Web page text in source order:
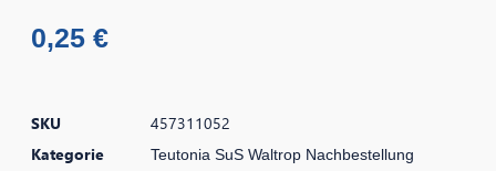
0,25 €
SKU
457311052
Kategorie
Teutonia SuS Waltrop Nachbestellung